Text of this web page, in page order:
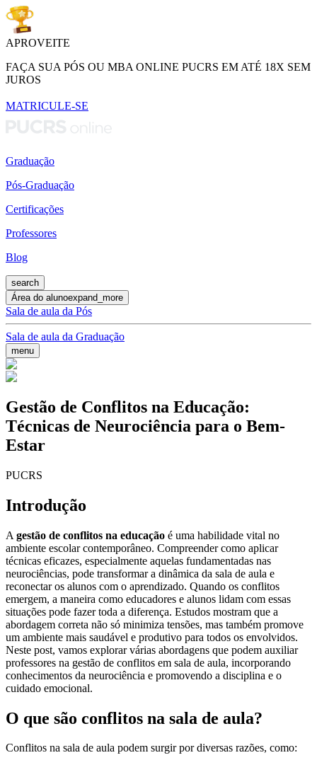
APROVEITE
FAÇA SUA PÓS OU MBA ONLINE PUCRS EM ATÉ 18X SEM
JUROS
MATRICULE-SE
Graduação
Pós-Graduação
Certificações
Professores
Blog
search
Área do alunoexpand_more
Sala de aula da Pós
Sala de aula da Graduação
menu
Gestão de Conflitos na Educação:
Técnicas de Neurociência para o Bem-
Estar
PUCRS
Introdução
A gestão de conflitos na educação é uma habilidade vital no
ambiente escolar contemporâneo. Compreender como aplicar
técnicas eficazes, especialmente aquelas fundamentadas nas
neurociências, pode transformar a dinâmica da sala de aula e
reconectar os alunos com o aprendizado. Quando os conflitos
emergem, a maneira como educadores e alunos lidam com essas
situações pode fazer toda a diferença. Estudos mostram que a
abordagem correta não só minimiza tensões, mas também promove
um ambiente mais saudável e produtivo para todos os envolvidos.
Neste post, vamos explorar várias abordagens que podem auxiliar
professores na gestão de conflitos em sala de aula, incorporando
conhecimentos da neurociência e promovendo a disciplina e o
cuidado emocional.
O que são conflitos na sala de aula?
Conflitos na sala de aula podem surgir por diversas razões, como: